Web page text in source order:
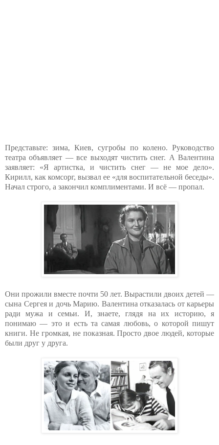
Представьте: зима, Киев, сугробы по колено. Руководство
театра объявляет — все выходят чистить снег. А Валентина
заявляет: «Я артистка, и чистить снег — не мое дело».
Кирилл, как комсорг, вызвал ее «для воспитательной беседы».
Начал строго, а закончил комплиментами. И всё — пропал.
Они прожили вместе почти 50 лет. Вырастили двоих детей —
сына Сергея и дочь Марию. Валентина отказалась от карьеры
ради мужа и семьи. И, знаете, глядя на их историю, я
понимаю — это и есть та самая любовь, о которой пишут
книги. Не громкая, не показная. Просто двое людей, которые
были друг у друга.